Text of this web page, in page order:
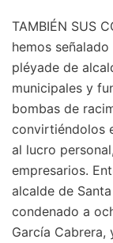
TAMBIÉN SUS
hemos
pléyade de
municipales y
bombas de
convirtiéndolos
al lucro
empresarios.
alcalde de
condenado a
García Cabrera,